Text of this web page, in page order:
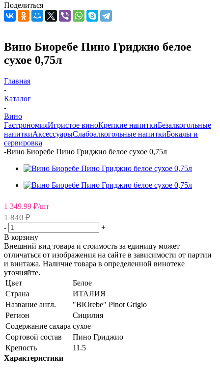
Поделиться
Вино Биоребе Пино Гриджио белое
сухое 0,75л
Главная
-
Каталог
-
Вино
ГастрономияИгристое виноКрепкие напиткиБезалкогольные
напиткиАксессуарыСлабоалкогольные напиткиБокалы и
сервировка
-Вино Биоребе Пино Гриджио белое сухое 0,75л
1 349.99 ₽/шт
1 840 ₽
-
+
В корзину
Внешний вид товара и стоимость за единицу может
отличаться от изображения на сайте в зависимости от партии
и винтажа. Наличие товара в определенной винотеке
уточняйте.
Цвет
Белое
Страна
ИТАЛИЯ
Название англ.
"BIOrebe" Pinot Grigio
Регион
Сицилия
Содержание сахара сухое
Сортовой состав
Пино Гриджио
Крепость
11.5
Характеристики